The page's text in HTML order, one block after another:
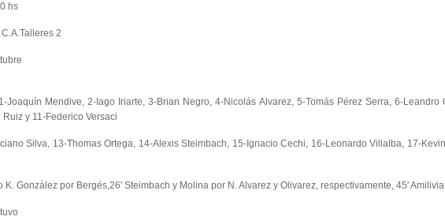
hs
2
1-Joaquín Mendive, 2-Iago Iriarte, 3-Brian Negro, 4-Nicolás Alvarez, 5-Tomás Pérez Serra, 6-Leandro
y 11-Federico Versaci
Silva, 13-Thomas Ortega, 14-Alexis Steimbach, 15-Ignacio Cechi, 16-Leonardo Villalba, 17-
K. González por Bergés,26' Steimbach y Molina por N. Alvarez y Olivarez, respectivamente, 45'